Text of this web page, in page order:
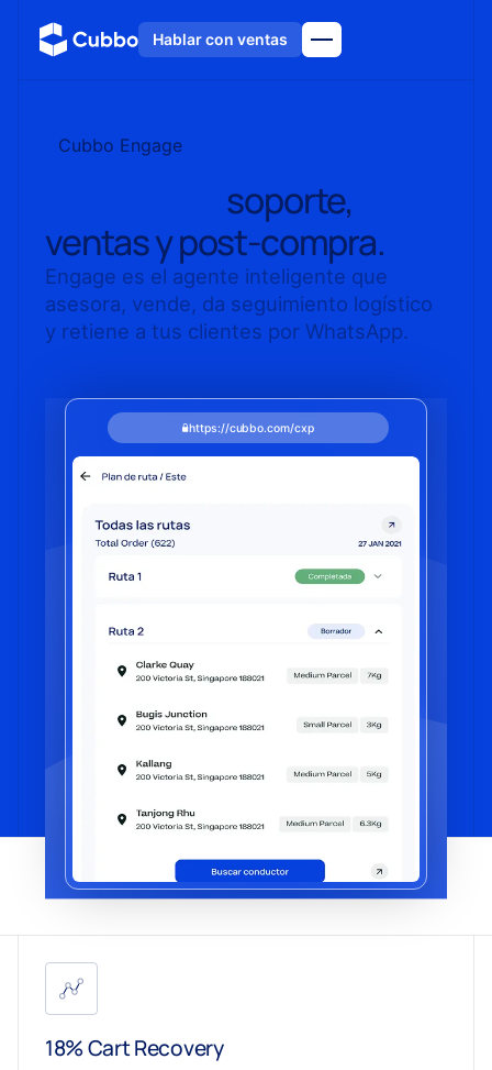
Hablar con ventas
Cubbo Engage
soporte,
ventas y post-compra.
Engage es el agente inteligente que
asesora, vende, da seguimiento logístico
y retiene a tus clientes por WhatsApp.
https://cubbo.com/cxp
18% Cart Recovery